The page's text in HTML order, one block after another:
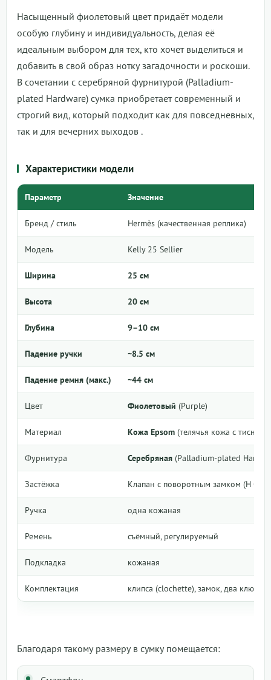
Насыщенный фиолетовый цвет придаёт модели
особую глубину и индивидуальность, делая её
идеальным выбором для тех, кто хочет выделиться и
добавить в свой образ нотку загадочности и роскоши.
В сочетании с серебряной фурнитурой (Palladium-
plated Hardware) сумка приобретает современный и
строгий вид, который подходит как для повседневных,
так и для вечерних выходов .
Характеристики модели
Параметр Значение
Бренд / стиль Hermès (качественная реплика)
Модель Kelly 25 Sellier
Ширина 25 см
Высота 20 см
Глубина 9–10 см
Падение ручки ~8.5 см
Падение ремня (макс.) ~44 см
Цвет Фиолетовый (Purple)
Материал Кожа Epsom (телячья кожа с
Фурнитура Серебряная (Palladium-plated
Застёжка Клапан с поворотным замком (H
Ручка одна кожаная
Ремень съёмный, регулируемый
Подкладка кожаная
Комплектация клипса (clochette), замок, два ключа
Благодаря такому размеру в сумку помещается: